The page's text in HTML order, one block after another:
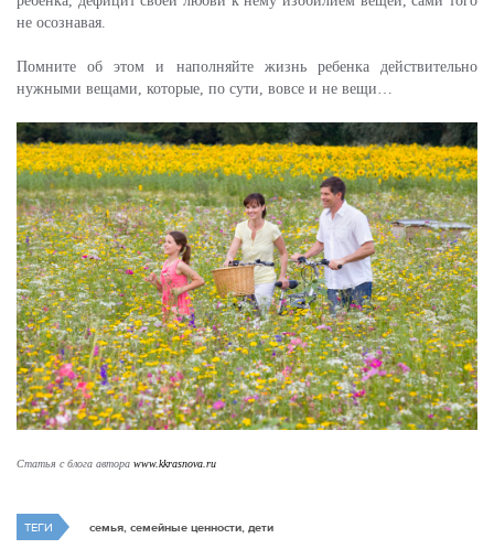
не осознавая.
Помните об этом и наполняйте жизнь ребенка действительно
нужными вещами, которые, по сути, вовсе и не вещи…
Статья с блога автора www.kkrasnova.ru
ТЕГИ семья, семейные ценности, дети